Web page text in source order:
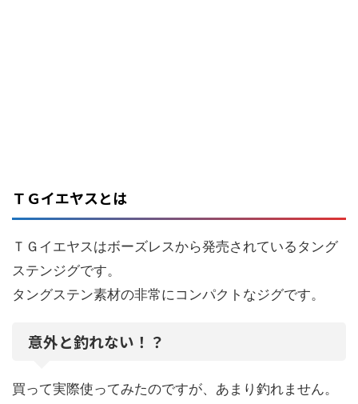
ＴＧイエヤスとは
ＴＧイエヤスはボーズレスから発売されているタング
ステンジグです。
タングステン素材の非常にコンパクトなジグです。
意外と釣れない！？
買って実際使ってみたのですが、あまり釣れません。